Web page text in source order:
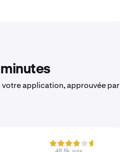
votre application, approuvée par